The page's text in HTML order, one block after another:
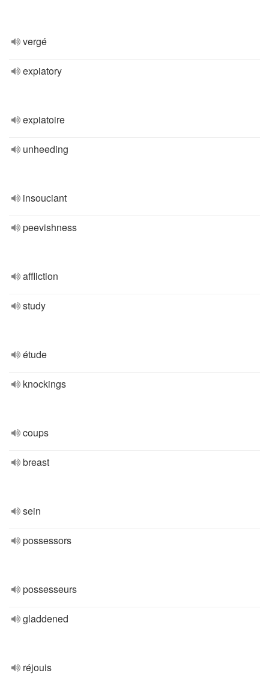
vergé
expiatory
expiatoire
unheeding
insouciant
peevishness
affliction
study
étude
knockings
coups
breast
sein
possessors
possesseurs
gladdened
réjouis